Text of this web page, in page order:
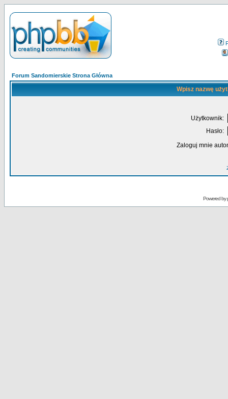
Forum Sandomierskie Strona Główna
Wpisz nazwę
Użytkownik:
Hasło:
Zaloguj mnie
Powered by